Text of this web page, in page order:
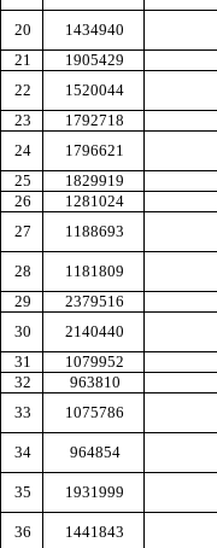
20 1434940
21
1905429
22
1520044
23
1792718
24
1796621
25
1829919
26
1281024
27
1188693
28
1181809
29
2379516
30
2140440
31
1079952
32
963810
33
1075786
34 964854
35 1931999
36
1441843